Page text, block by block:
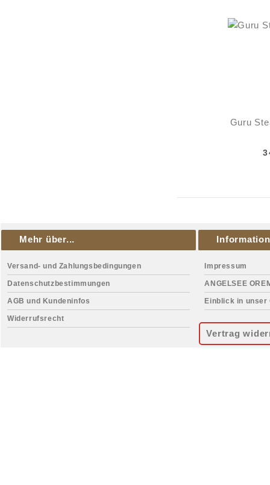
Guru
Mehr über...
Versand- und Zahlungsbedingungen
Datenschutzbestimmungen
AGB und Kundeninfos
Widerrufsrecht
Impressum
ANGELSEE
Einblick in unser
Vertrag